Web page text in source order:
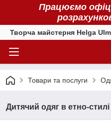
Працюємо
Творча майстерня Helga Ulm
Товари та послуги
Дитячий одяг в етно-